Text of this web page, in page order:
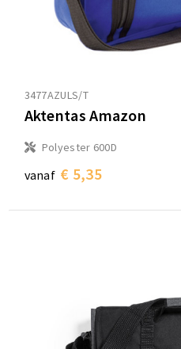
3477AZULS/T
Aktentas Amazon
Polyester 600D
vanaf € 5,35